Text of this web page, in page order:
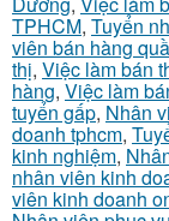
TPHCM, Tuyển
viên bán hàng
thị, Việc làm bán
hàng, Việc làm
tuyển gấp, Nhân
doanh tphcm,
kinh nghiệm,
nhân viên kinh
viên kinh doanh